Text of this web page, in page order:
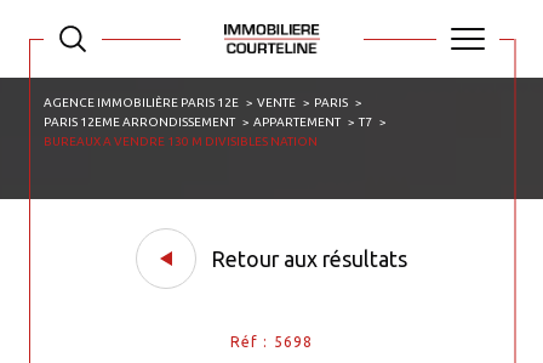
AGENCE IMMOBILIÈRE PARIS 12E VENTE
PARIS
PARIS 12EME ARRONDISSEMENT
APPARTEMENT
T7
BUREAUX A VENDRE 130 M DIVISIBLES NATION
Retour aux résultats
Réf : 5698